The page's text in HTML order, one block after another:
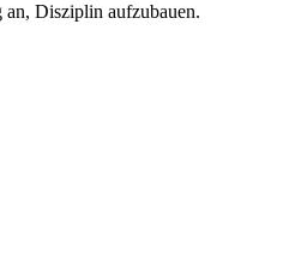
Disziplin aufzubauen.